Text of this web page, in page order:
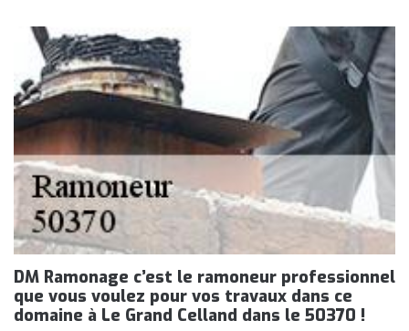
DM Ramonage c’est le ramoneur professionnel
que vous voulez pour vos travaux dans ce
domaine à Le Grand Celland dans le 50370 !